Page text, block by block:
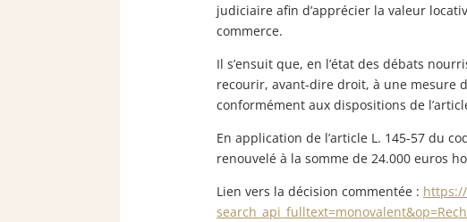
judiciaire afin d’apprécier la valeur
commerce.
Il s’ensuit que, en l’état des débats
recourir, avant-dire droit, à une mesure
conformément aux dispositions de
En application de l’article L. 145-57 du
renouvelé à la somme de 24.000 euros
Lien vers la décision commentée :